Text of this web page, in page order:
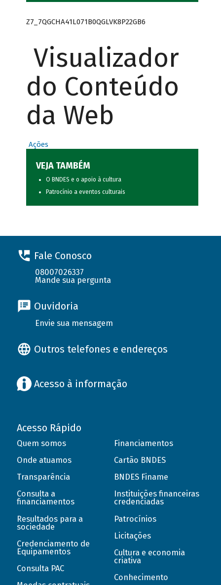
Z7_7QGCHA41L071B0QGLVK8P22GB6
Visualizador
do Conteúdo
da Web
Ações
VEJA TAMBÉM
O BNDES e o apoio à cultura
Patrocínio a eventos culturais
Fale Conosco
08007026337
Mande sua pergunta
Ouvidoria
Envie sua mensagem
Outros telefones e endereços
Acesso à informação
Acesso Rápido
Quem somos
Onde atuamos
Transparência
Consulta a
financiamentos
Resultados para a
sociedade
Credenciamento de
Equipamentos
Consulta PAC
Financiamentos
Cartão BNDES
BNDES Finame
Instituições financeiras
credenciadas
Patrocínios
Licitações
Cultura e economia
criativa
Conhecimento